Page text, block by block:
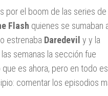
por el boom de las series de
Flash quienes se sumaban
estrenaba Daredevil y y la
semanas la sección fue
es ahora, pero en todo
comentar los episodios